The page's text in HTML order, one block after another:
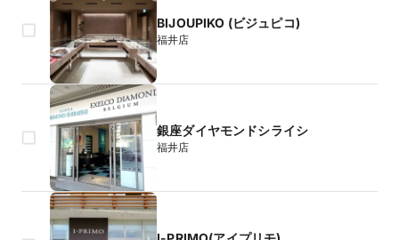
BIJOUPIKO (ビジュピコ)
福井店
銀座ダイヤモンドシライシ
福井店